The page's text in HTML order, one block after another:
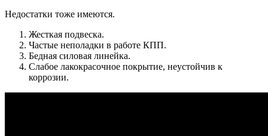
Недостатки тоже имеются.
Жесткая подвеска.
Частые неполадки в работе КПП.
Бедная силовая линейка.
Слабое лакокрасочное покрытие, неустойчив к
коррозии.